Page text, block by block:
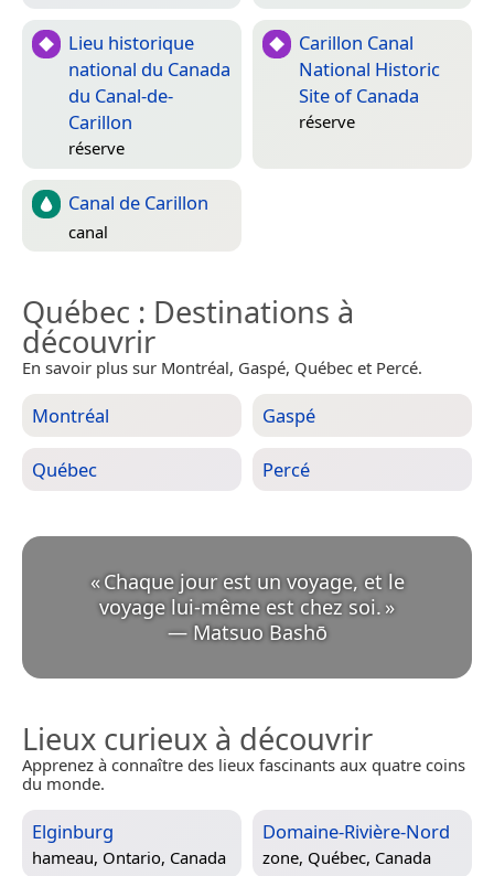
Lieu historique
national du Canada
du Canal-de-
Carillon
réserve
Carillon Canal
National Historic
Site of Canada
réserve
Canal de Carillon
canal
Québec : Destinations à
découvrir
En savoir plus sur Montréal, Gaspé, Québec et Percé.
Montréal Gaspé
Québec Percé
«Chaque jour est un voyage, et le
voyage lui-même est chez soi.
— Matsuo Bashō
Lieux curieux à découvrir
Apprenez à connaître des lieux fascinants aux quatre coins
du monde.
Elginburg
hameau, Ontario, Canada
Domaine-Rivière-Nord
zone, Québec, Canada